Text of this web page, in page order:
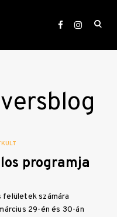
programja
felületek számára
29-én és 30-án